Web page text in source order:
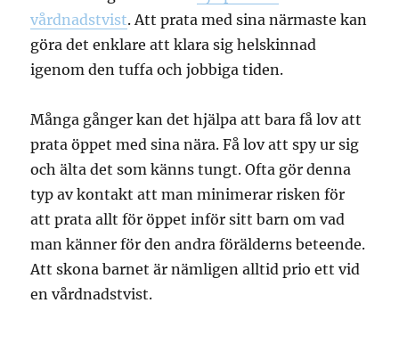
vårdnadstvist. Att prata med sina närmaste kan
göra det enklare att klara sig helskinnad
igenom den tuffa och jobbiga tiden.
Många gånger kan det hjälpa att bara få lov att
prata öppet med sina nära. Få lov att spy ur sig
och älta det som känns tungt. Ofta gör denna
typ av kontakt att man minimerar risken för
att prata allt för öppet inför sitt barn om vad
man känner för den andra förälderns beteende.
Att skona barnet är nämligen alltid prio ett vid
en vårdnadstvist.